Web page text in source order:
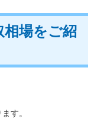
相場をご紹
す。